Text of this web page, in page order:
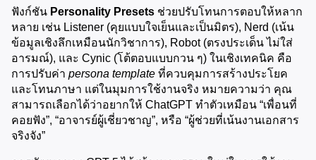
ฟังก์ชัน Personality Presets ช่วยปรับโทนการตอบให้หลาก
หลาย เช่น Listener (คุยแบบใจเย็นและเป็นมิตร), Nerd (เน้น
ข้อมูลเชิงลึกเหมือนนักวิชาการ), Robot (ตรงประเด็น ไม่ใส่
อารมณ์), และ Cynic (โต้ตอบแบบกวน ๆ) ในเชิงเทคนิค คือ
การปรับค่า persona template ที่ควบคุมการสร้างประโยค
และโทนภาษา แต่ในมุมการใช้งานจริง หมายความว่า คุณ
สามารถเลือกได้ว่าอยากให้ ChatGPT ทำตัวเหมือน “เพื่อนที่
คอยฟัง”, “อาจารย์ผู้เชี่ยวชาญ”, หรือ “ผู้ช่วยที่เน้นงานเอกสาร
จริงจัง”